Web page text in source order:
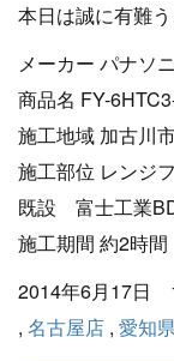
本日は誠に有難
メーカー パナソ
商品名 FY-
施工地域 加古川
施工部位 レンジ
既設 富士工業
施工期間 約2時間
2014年6月17日
, 名古屋店 , 愛知